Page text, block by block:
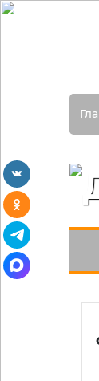
vkontakte
odnoklassniki
telegram
max